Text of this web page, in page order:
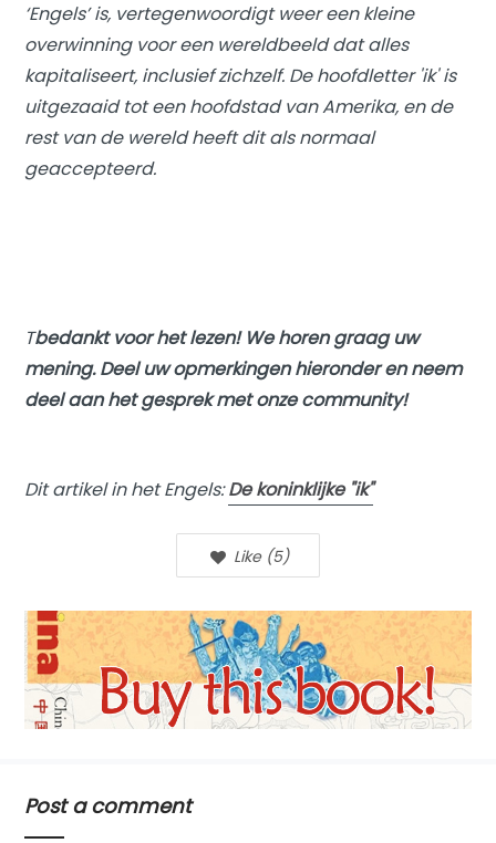
‘Engels’ is, vertegenwoordigt weer een kleine
overwinning voor een wereldbeeld dat alles
kapitaliseert, inclusief zichzelf. De hoofdletter 'ik' is
uitgezaaid tot een hoofdstad van Amerika, en de
rest van de wereld heeft dit als normaal
geaccepteerd.
Tbedankt voor het lezen! We horen graag uw
mening. Deel uw opmerkingen hieronder en neem
deel aan het gesprek met onze community!
Dit artikel in het Engels:De koninklijke "ik"
Like (5)
Post a comment